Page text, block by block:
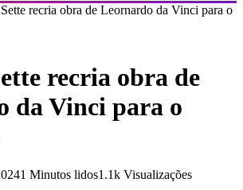
recria obra de Leornardo da Vinci para o
recria obra de
da Vinci para o
1 Minutos lidos1.1k Visualizações